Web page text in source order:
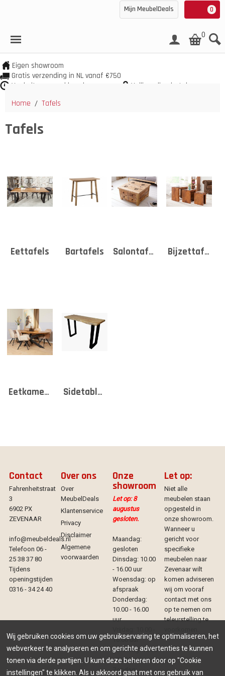
0
Mijn MeubelDeals
0
Eigen showroom
Gratis verzending in NL vanaf €750
Veel uit voorraad leverbaar
Veilig online betalen
Home / Tafels
Tafels
Eettafels Bartafels Salontafels Bijzettafels
Eetkamersets Sidetables
Contact
Fahrenheitstraat
3
6902 PX
ZEVENAAR
info@meubeldeals.nl
Telefoon 06 -
25 38 37 80
Tijdens
openingstijden
0316 - 34 24 40
Over ons
Over
MeubelDeals
Klantenservice
Privacy
Disclaimer
Algemene
voorwaarden
Onze
showroom
Let op: 8
augustus
gesloten.
Maandag:
gesloten
Dinsdag: 10.00
- 16.00 uur
Woensdag: op
afspraak
Donderdag:
10.00 - 16.00
uur
16.00 uur
Zaterdag: 10.00
- 16.00 uur
Zondag:
Let op:
Niet alle
meubelen staan
opgesteld in
onze showroom.
Wanneer u
gericht voor
specifieke
meubelen naar
Zevenaar wilt
komen adviseren
wij om vooraf
contact met ons
op te nemen om
teleurstelling te
Wij gebruiken cookies om uw gebruikservaring te optimaliseren, het
webverkeer te analyseren en om gerichte advertenties te kunnen
tonen via derde partijen. U kunt deze beheren door op "Cookie
instellingen" te klikken. Als u akkoord gaat met ons gebruik van